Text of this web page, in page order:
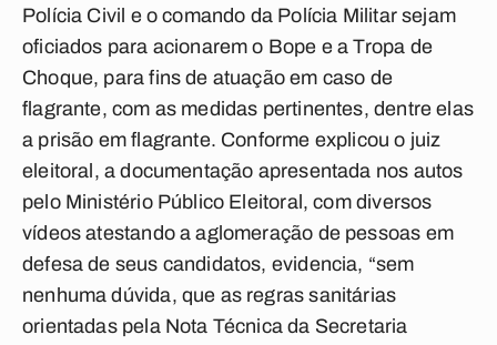
Polícia Civil e o comando da Polícia Militar sejam
oficiados para acionarem o Bope e a Tropa de
Choque, para fins de atuação em caso de
flagrante, com as medidas pertinentes, dentre elas
a prisão em flagrante. Conforme explicou o juiz
eleitoral, a documentação apresentada nos autos
pelo Ministério Público Eleitoral, com diversos
vídeos atestando a aglomeração de pessoas em
defesa de seus candidatos, evidencia, “sem
nenhuma dúvida, que as regras sanitárias
orientadas pela Nota Técnica da Secretaria